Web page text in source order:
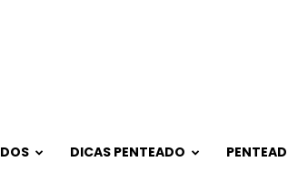
DICAS PENTEADO